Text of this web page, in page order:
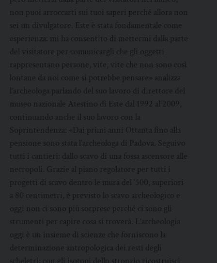
non puoi arroccarti sui tuoi saperi perché allora non
sei un divulgatore. Este è stata fondamentale come
esperienza: mi ha consentito di mettermi dalla parte
del visitatore per comunicargli che gli oggetti
rappresentano persone, vite, vite che non sono così
lontane da noi come si potrebbe pensare» analizza
l’archeologa parlando del suo lavoro di direttore del
museo nazionale Atestino di Este dal 1992 al 2009,
continuando anche il suo lavoro con la
Soprintendenza: «Dai primi anni Ottanta fino alla
pensione sono stata l’archeologa di Padova. Seguivo
tutti i cantieri: dallo scavo di una fossa ascensore alle
necropoli. Grazie al piano regolatore per tutti i
progetti di scavo dentro le mura del ‘500, superiori
a 80 centimetri, è previsto lo scavo archeologico e
oggi non ci sono più sorprese perché ci sono gli
strumenti per capire cosa si troverà. L’archeologia
oggi è un insieme di scienze che forniscono la
determinazione antropologica dei resti degli